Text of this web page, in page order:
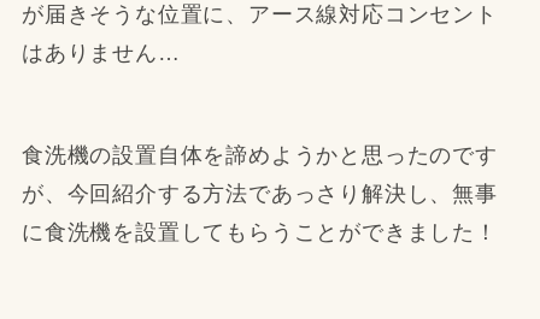
が届きそうな位置に、アース線対応コンセント
はありません…
食洗機の設置自体を諦めようかと思ったのです
が、今回紹介する方法であっさり解決し、無事
に食洗機を設置してもらうことができました！